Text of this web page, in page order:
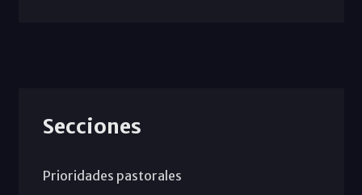
Secciones
Prioridades pastorales